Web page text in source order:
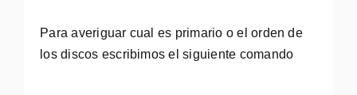
Para averiguar cual es primario o el orden de
los discos escribimos el siguiente comando